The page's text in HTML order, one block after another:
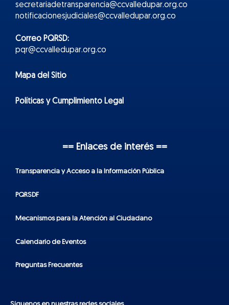
secretariadetransparencia@ccvalledupar.org.co
notificacionesjudiciales@ccvalledupar.org.co
Correo PQRSD:
pqr@ccvalledupar.org.co
Mapa del Sitio
Políticas y Cumplimiento Legal
== Enlaces de interés ==
Transparencia y Acceso a la Información Pública
PQRSDF
Mecanismos para la Atención al Ciudadano
Calendario de Eventos
Preguntas Frecuentes